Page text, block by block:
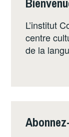
L’institut
centre
de la